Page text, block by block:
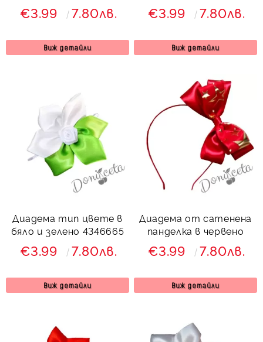
€3.99 7.80лв.
Виж детайли
€3.99 7.80лв.
Виж детайли
Диадема тип цвете в
бяло и зелено 4346665
€3.99 7.80лв.
Виж детайли
Диадема от сатенена
панделка в червено
€3.99 7.80лв.
Виж детайли